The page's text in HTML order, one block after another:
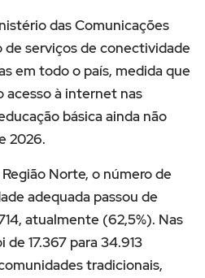
das Comunicações
serviços de conectividade
em todo o país, medida que
acesso à internet nas
básica ainda não
2026.
Norte, o número de
adequada passou de
atualmente (62,5%). Nas
17.367 para 34.913
tradicionais,